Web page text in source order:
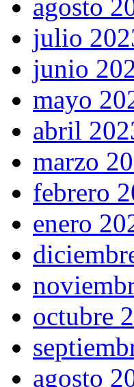
agosto
julio
junio
mayo
abril
marzo
febrero
enero
octubre
agosto